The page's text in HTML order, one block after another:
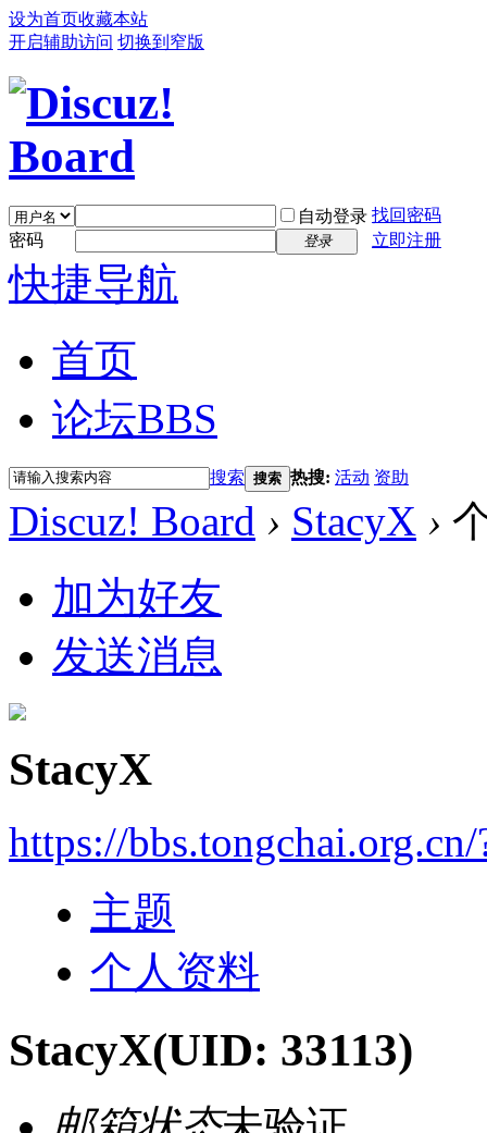
设为首页收藏本站
开启辅助访问 切换到窄版
自动登录 找回密码
密码
登录 立即注册
快捷导航
首页
论坛BBS
搜索 搜索 热搜: 活动 资助
Discuz! Board › StacyX ›
加为好友
发送消息
StacyX
https://bbs.tongchai.org.cn/
主题
个人资料
StacyX(UID: 33113)